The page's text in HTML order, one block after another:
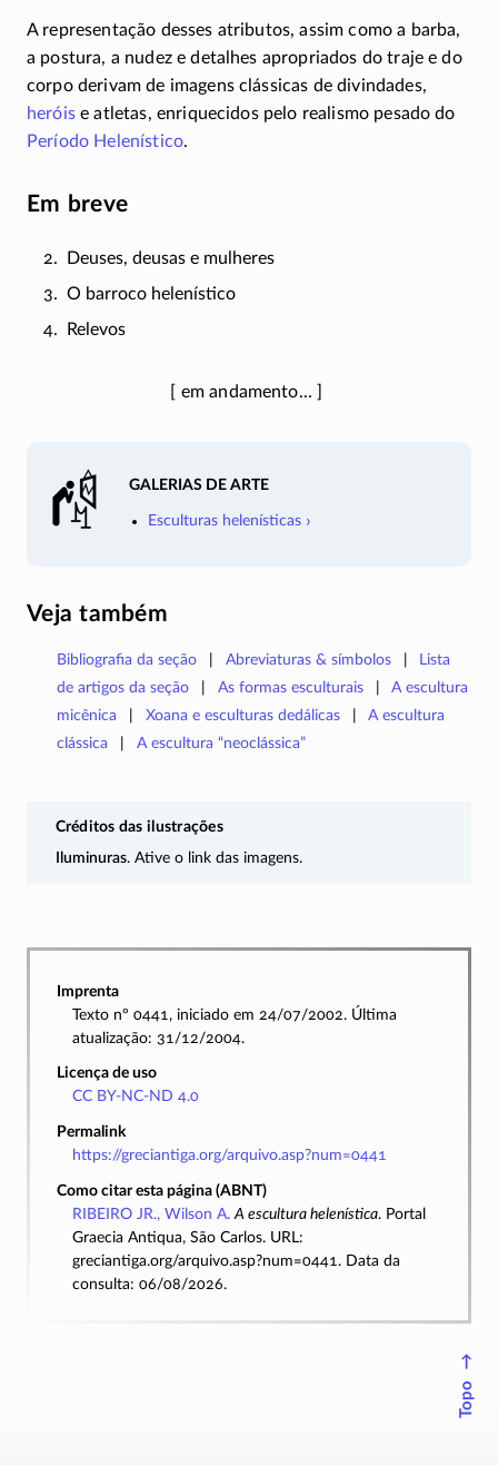
A representação desses atributos, assim como a barba,
a postura, a nudez e detalhes apropriados do traje e do
corpo derivam de imagens clássicas de divindades,
heróise atletas, enriquecidos pelo realismo pesado do
Período Helenístico.
Em breve
Deuses, deusas e mulheres
O barroco helenístico
Relevos
galerias de arte
Esculturas helenísticas
Veja também
Bibliografia da seção Abreviaturas & símbolos
Lista
de artigos da seção
As formas esculturais
A escultura
micênica
Xoana e esculturas dedálicas
A escultura
clássica
A escultura “neoclássica”
Créditos das ilustrações
Iluminuras. Ative o link das imagens.
Imprenta
Texto nº 0441, iniciado em 24/07/2002. Última
atualização: 31/12/2004.
Licença de uso
CC BY-NC-ND 4.0
Permalink
https://greciantiga.org/arquivo.asp?num=0441
Como citar esta página (ABNT)
RIBEIRO JR., Wilson A. A escultura helenística. Portal
Graecia Antiqua, São Carlos. URL:
greciantiga.org/arquivo.asp?num=0441. Data da
consulta: 06/08/2026.
↑
Topo